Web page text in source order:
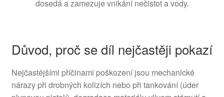
dosedá a zamezuje vnikání nečistot a vody.
Důvod, proč se díl nejčastěji pokazí
Nejčastějšími příčinami poškození jsou mechanické
nárazy při drobných kolizích nebo při tankování (úder